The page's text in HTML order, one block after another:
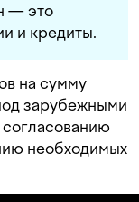
— это
и кредиты.
на сумму
зарубежными
необходимых